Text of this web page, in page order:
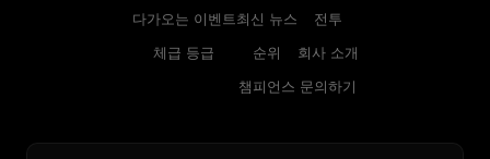
다가오는 이벤트
체급 등급
최신 뉴스
순위
챔피언스
전투
회사 소개
문의하기